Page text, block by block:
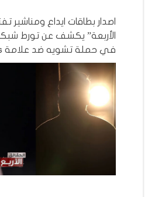
اصدار بطاقات ايداع ومناشير
الأربعة” يكشف عن تورط
في حملة تشويه ضد علامة Lilas التونسية (فيديو)